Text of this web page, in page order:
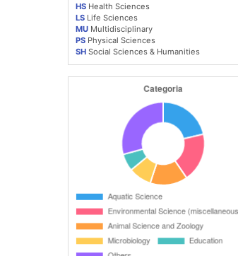
HS Health Sciences
LS Life Sciences
MU Multidisciplinary
PS Physical Sciences
SH Social Sciences & Humanities